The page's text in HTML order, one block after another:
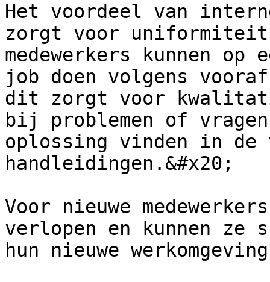
Het voordeel van
zorgt voor
medewerkers kunnen
job doen volgens
dit zorgt voor
bij problemen of
oplossing vinden in de
handleidingen.&#x20;
Voor nieuwe
verlopen en kunnen ze
hun nieuwe